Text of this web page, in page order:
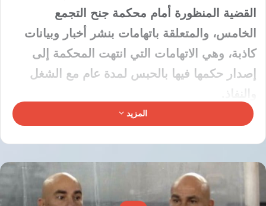
القضية المنظورة أمام محكمة جنح التجمع
الخامس، والمتعلقة باتهامات بنشر أخبار وبيانات
كاذبة، وهي الاتهامات التي انتهت المحكمة إلى
إصدار حكمها فيها بالحبس لمدة عام مع الشغل
تفاصيل الحكم على أحمد دومة
لسنة 2026 جنح التجمع الخامس، وذلك بعد نظر
الاتهامات المنسوبة إليه أمام المحكمة المختصة.
المزيد